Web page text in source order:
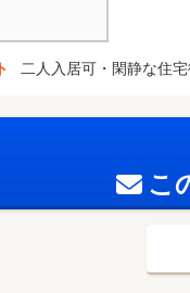
二人入居可・閑静な住
こ